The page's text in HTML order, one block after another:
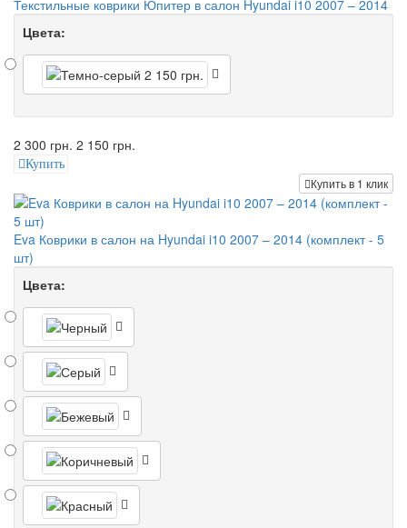
Текстильные коврики Юпитер в салон Hyundai i10 2007 – 2014
Цвета:
2 300 грн. 2 150 грн.
Купить
Купить в 1 клик
Eva Коврики в салон на Hyundai i10 2007 – 2014 (комплект - 5
шт)
Цвета: